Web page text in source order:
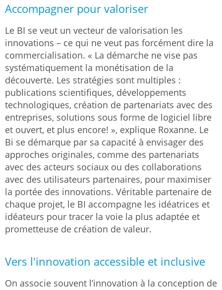
Accompagner pour valoriser
Le BI se veut un vecteur de valorisation les
innovations – ce qui ne veut pas forcément dire la
commercialisation. « La démarche ne vise pas
systématiquement la monétisation de la
découverte. Les stratégies sont multiples :
publications scientifiques, développements
technologiques, création de partenariats avec des
entreprises, solutions sous forme de logiciel libre
et ouvert, et plus encore! », explique Roxanne. Le
Bi se démarque par sa capacité à envisager des
approches originales, comme des partenariats
avec des acteurs sociaux ou des collaborations
avec des utilisateurs partenaires, pour maximiser
la portée des innovations. Véritable partenaire de
chaque projet, le BI accompagne les idéatrices et
idéateurs pour tracer la voie la plus adaptée et
prometteuse de création de valeur.
Vers l'innovation accessible et inclusive
On associe souvent l’innovation à la conception de